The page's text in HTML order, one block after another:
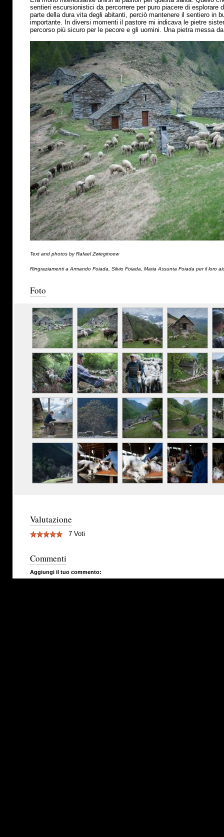
sentieri escursionistici da percorrere per puro piacere di esplorare
parte della dura vita degli abitanti, perciò mantenere il sentiero in
importante. In diversi momenti il pastore mi indicava le pietre
percorso più sicuro per le pecore e gli uomini. Una pietra messa
Text and photos by Rafael Zwiegincew
Ringraziamenti a Armando Foiada, Silvio Foiada, Maria Assunta Foiada per il loro
Foto
Valutazione
7 Voti
Commenti
Aggiungi il tuo commento: